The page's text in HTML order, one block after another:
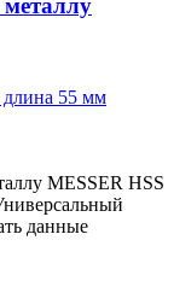
металлу
длина 55 мм
MESSER HSS
данные